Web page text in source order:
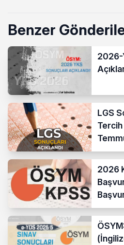
Benzer
2026-
LGS
2026